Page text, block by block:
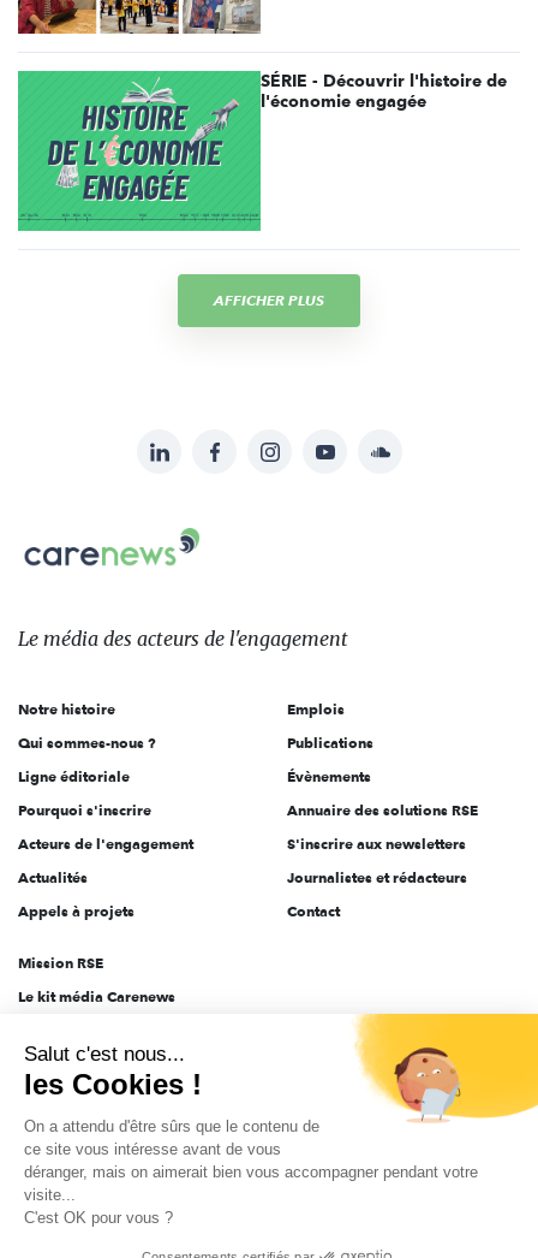
SÉRIE - Découvrir l'histoire de
l'économie engagée
AFFICHER PLUS
sur:
LinkedInFacebookInstagramYouTubeSoundcloud
Carenews,
Le
des
l'engagement
Le média des acteurs de l'engagement
Notre histoire
Qui sommes-nous ?
Ligne éditoriale
Pourquoi s'inscrire
Acteurs de l'engagement
Actualités
Appels à projets
Emplois
Publications
Évènements
Annuaire des solutions RSE
S'inscrire aux newsletters
Journalistes et rédacteurs
Contact
Mission RSE
Le kit média Carenews
AEF info
Novethic
PRODURABLE
Inclusiv Day
Données personnelles Mentions légales 2025-2026 Tout droits réservés
Salut c'est nous...
les Cookies !
On a attendu d'être sûrs que le contenu de
ce site vous intéresse avant de vous
déranger, mais on aimerait bien vous accompagner pendant votre
visite...
C'est OK pour vous ?